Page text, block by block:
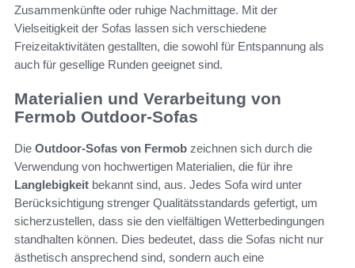
Zusammenkünfte oder ruhige Nachmittage. Mit der
Vielseitigkeit der Sofas lassen sich verschiedene
Freizeitaktivitäten gestallten, die sowohl für Entspannung als
auch für gesellige Runden geeignet sind.
Materialien und Verarbeitung von
Fermob Outdoor-Sofas
Die Outdoor-Sofas von Fermob zeichnen sich durch die
Verwendung von hochwertigen Materialien, die für ihre
Langlebigkeit bekannt sind, aus. Jedes Sofa wird unter
Berücksichtigung strenger Qualitätsstandards gefertigt, um
sicherzustellen, dass sie den vielfältigen Wetterbedingungen
standhalten können. Dies bedeutet, dass die Sofas nicht nur
ästhetisch ansprechend sind, sondern auch eine